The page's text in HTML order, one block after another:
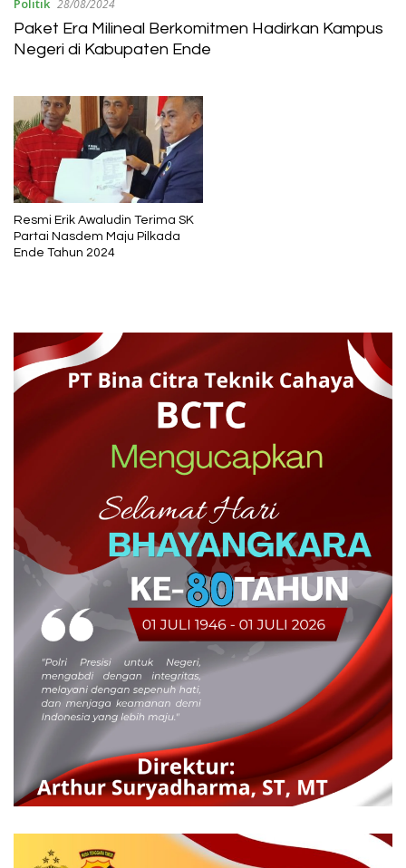
Politik 28/08/2024
Paket Era Milineal Berkomitmen Hadirkan Kampus
Negeri di Kabupaten Ende
Resmi Erik Awaludin Terima SK
Partai Nasdem Maju Pilkada
Ende Tahun 2024